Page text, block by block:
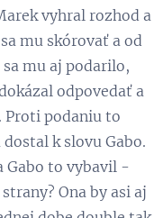
vyhral rozhod a
mu skórovať a od
sa mu aj podarilo,
odpovedať a
Proti podaniu to
k slovu Gabo.
Gabo to vybavil -
Ona by asi aj